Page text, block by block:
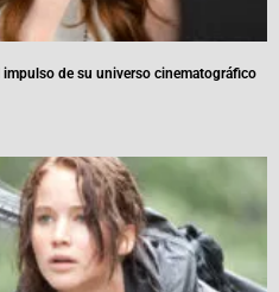
impulso de su universo cinematográfico